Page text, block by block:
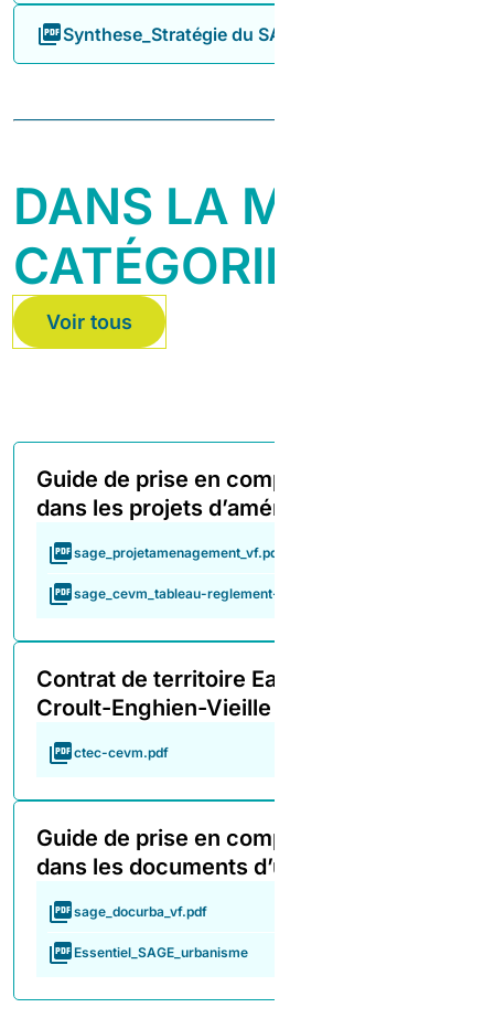
Synthese_Stratégie du SAGE_CEVM
DANS LA MÊME
CATÉGORIE
Voir tous
Guide de prise en compte du SAGE
dans les projets d’aménagement
sage_projetamenagement_vf.pdf
sage_cevm_tableau-reglement-pagd-2
Contrat de territoire Eau et Climat
Croult-Enghien-Vieille Mer 2023-2025
ctec-cevm.pdf
Guide de prise en compte du SAGE
dans les documents d’urbanisme
sage_docurba_vf.pdf
Essentiel_SAGE_urbanisme